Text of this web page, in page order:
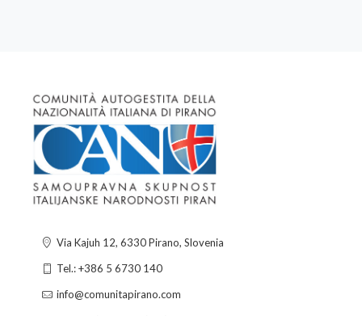
Via Kajuh 12, 6330 Pirano, Slovenia
Tel.: +386 5 6730 140
info@comunitapirano.com